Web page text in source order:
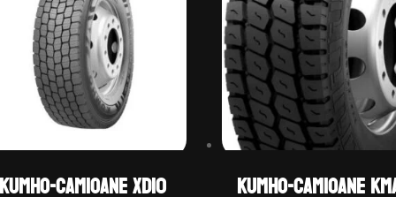
KUMHO-CAMIOANE XD10 KUMHO-CAMIOANE